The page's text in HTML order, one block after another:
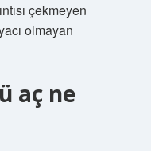
çekmeyen
olmayan
aç ne